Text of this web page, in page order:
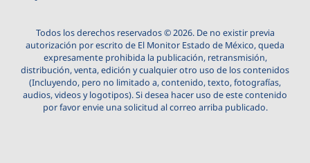
Todos los derechos reservados © 2026. De no existir previa
autorización por escrito de El Monitor Estado de México, queda
expresamente prohibida la publicación, retransmisión,
distribución, venta, edición y cualquier otro uso de los contenidos
(Incluyendo, pero no limitado a, contenido, texto, fotografías,
audios, videos y logotipos). Si desea hacer uso de este contenido
por favor envie una solicitud al correo arriba publicado.